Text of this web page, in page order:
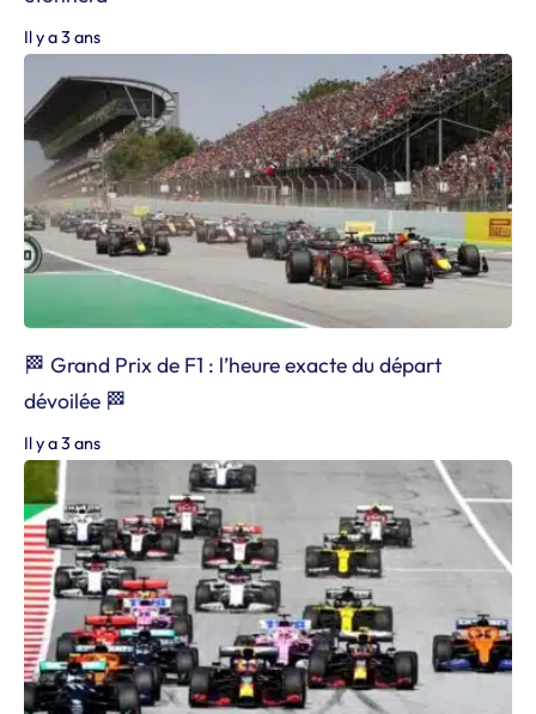
Il y a 3 ans
🏁 Grand Prix de F1 : l’heure exacte du départ
dévoilée 🏁
Il y a 3 ans